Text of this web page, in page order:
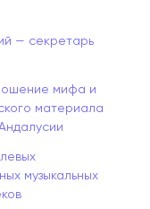
— секретарь
мифа и
материала
музыкальных